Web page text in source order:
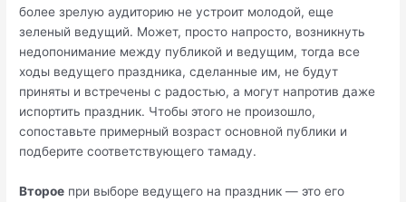
более зрелую аудиторию не устроит молодой, еще
зеленый ведущий. Может, просто напросто, возникнуть
недопонимание между публикой и ведущим, тогда все
ходы ведущего праздника, сделанные им, не будут
приняты и встречены с радостью, а могут напротив даже
испортить праздник. Чтобы этого не произошло,
сопоставьте примерный возраст основной публики и
подберите соответствующего тамаду.
Второе при выборе ведущего на праздник — это его